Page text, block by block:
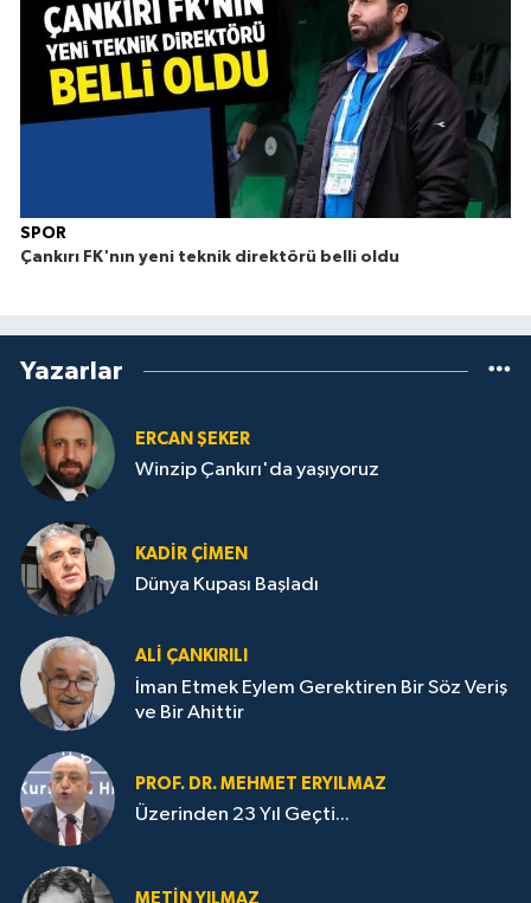
SPOR
Çankırı FK'nın yeni teknik direktörü belli oldu
Yazarlar
ERCAN ŞEKER
Winzip Çankırı'da yaşıyoruz
KADIR ÇIMEN
Dünya Kupası Başladı
ALI ÇANKIRILI
İman Etmek Eylem Gerektiren Bir Söz Veriş
ve Bir Ahittir
PROF. DR. MEHMET ERYILMAZ
Üzerinden 23 Yıl Geçti...
METIN YILMAZ